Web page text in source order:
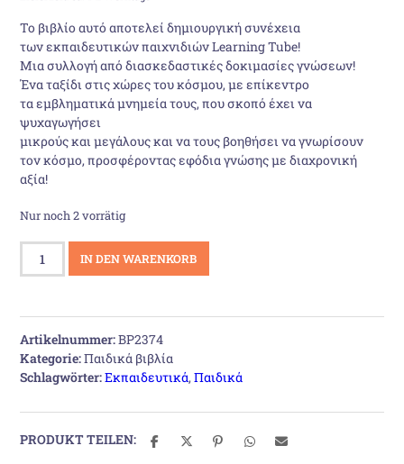
war:
9,48 €
ist:
7,00 €.
Το βιβλίο αυτό αποτελεί δημιουργική συνέχεια
των εκπαιδευτικών παιχνιδιών Learning Tube!
Μια συλλογή από διασκεδαστικές δοκιμασίες γνώσεων!
Ένα ταξίδι στις χώρες του κόσμου, με επίκεντρο
τα εμβληματικά μνημεία τους, που σκοπό έχει να
ψυχαγωγήσει
μικρούς και μεγάλους και να τους βοηθήσει να γνωρίσουν
τον κόσμο, προσφέροντας εφόδια γνώσης με διαχρονική
αξία!
Nur noch 2 vorrätig
του
IN DEN WARENKORB
Artikelnummer:BP2374
Kategorie:Παιδικά βιβλία
Schlagwörter:Εκπαιδευτικά,Παιδικά
PRODUKT TEILEN: